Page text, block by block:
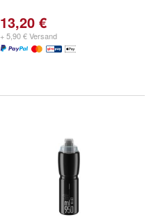
13,20 €
+ 5,90 € Versand